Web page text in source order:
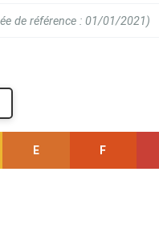
de référence : 01/01/2021)
E F